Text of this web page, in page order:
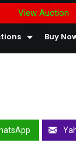
View Auction
Buy